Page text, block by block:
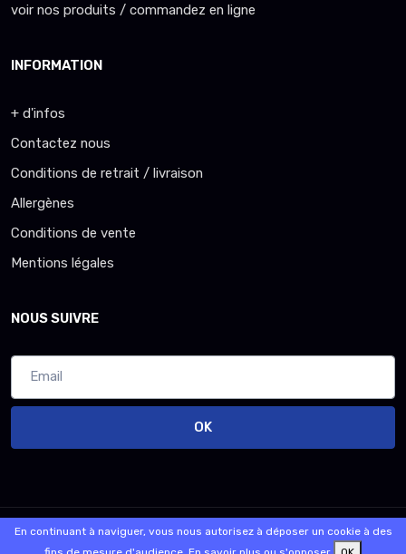
voir nos produits / commandez en ligne
INFORMATION
+ d'infos
Contactez nous
Conditions de retrait / livraison
Allergènes
Conditions de vente
Mentions légales
NOUS SUIVRE
OK
© 2026 - LogicielSaasFood - Logiciel de gestion de commande sur
internet et en magasin
En continuant à naviguer, vous nous autorisez à déposer un cookie à des